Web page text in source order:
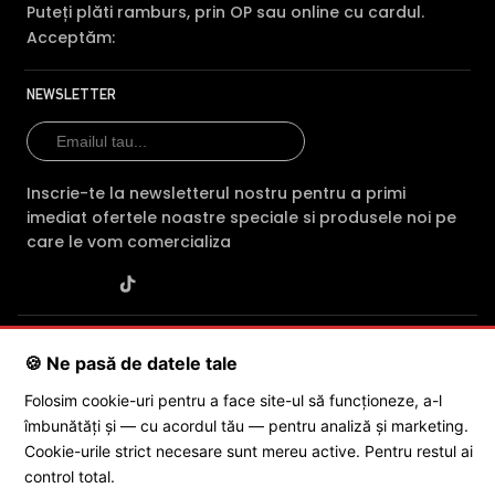
Puteți plăti ramburs, prin OP sau online cu cardul.
Acceptăm:
NEWSLETTER
Inscrie-te la newsletterul nostru pentru a primi
imediat ofertele noastre speciale si produsele noi pe
care le vom comercializa
J2015001227161· Capital social: 200 RON · Sediu: Str. Petrache
© 2026 SC POLITES ONLINE SRL
🍪 Ne pasă de datele tale
Folosim cookie-uri pentru a face site-ul să funcționeze, a-l
îmbunătăți și — cu acordul tău — pentru analiză și marketing.
Cookie-urile strict necesare sunt mereu active. Pentru restul ai
control total.